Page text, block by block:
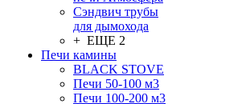
Сэндвич трубы
для дымохода
+ ЕЩЕ 2
Печи камины
BLACK STOVE
Печи 50-100 м3
Печи 100-200 м3